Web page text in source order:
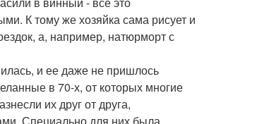
К тому же хозяйка сама рисует и
а, например, натюрморт с
и ее даже не пришлось
в 70-х, от которых многие
их друг от друга,